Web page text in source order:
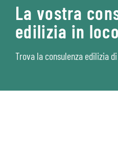
La vostra
edilizia in loco
Trova la consulenza edilizia